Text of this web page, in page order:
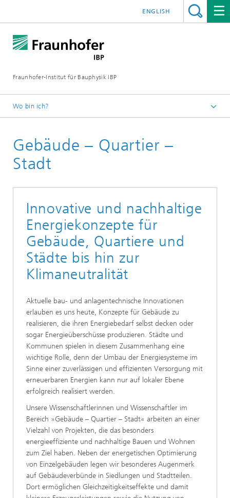
Fraunhofer-Institut für Bauphysik IBP
ENGLISH
Wo bin ich?
Energieeffizienz und Raumklima
Gebäude – Quartier –
Stadt
Innovative und nachhaltige
Energiekonzepte für
Gebäude, Quartiere und
Städte bis hin zur
Klimaneutralität
Aktuelle bau- und anlagentechnische Innovationen
erlauben es uns heute, Konzepte für Gebäude zu
realisieren, die ihren Energiebedarf selbst decken oder
sogar Energieüberschüsse produzieren. Städte und
Kommunen spielen in diesem Zusammenhang eine
wichtige Rolle, denn der Umbau der Energiesysteme im
Sinne einer zuverlässigen und effizienten Versorgung mit
erneuerbaren Energien kann nur auf lokaler Ebene
erfolgreich realisiert werden.
Unsere Wissenschaftlerinnen und Wissenschaftler im
Bereich »Gebäude – Quartier – Stadt« arbeiten an einer
Vielzahl von Projekten, die das besonders
energieeffiziente und nachhaltige Bauen und Wohnen
zum Ziel haben. Neben der energetischen Optimierung
von Einzelgebäuden legen wir besonderes Augenmerk
auf Gebäudeverbünde in Siedlungen und Stadtteilen.
Dort ermöglichen Gleichzeitigkeitseffekte und damit